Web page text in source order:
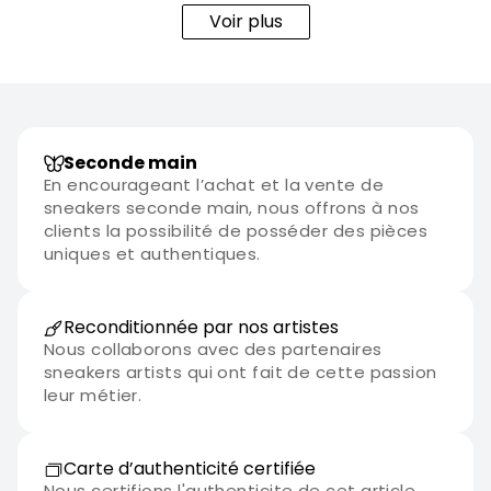
votre tenue. Joyeux Halloween ! 🧙‍♀️🎃👻
Voir plus
Seconde main
En encourageant l’achat et la vente de
sneakers seconde main, nous offrons à nos
clients la possibilité de posséder des pièces
uniques et authentiques.
Reconditionnée par nos artistes
Nous collaborons avec des partenaires
sneakers artists qui ont fait de cette passion
leur métier.
Carte d’authenticité certifiée